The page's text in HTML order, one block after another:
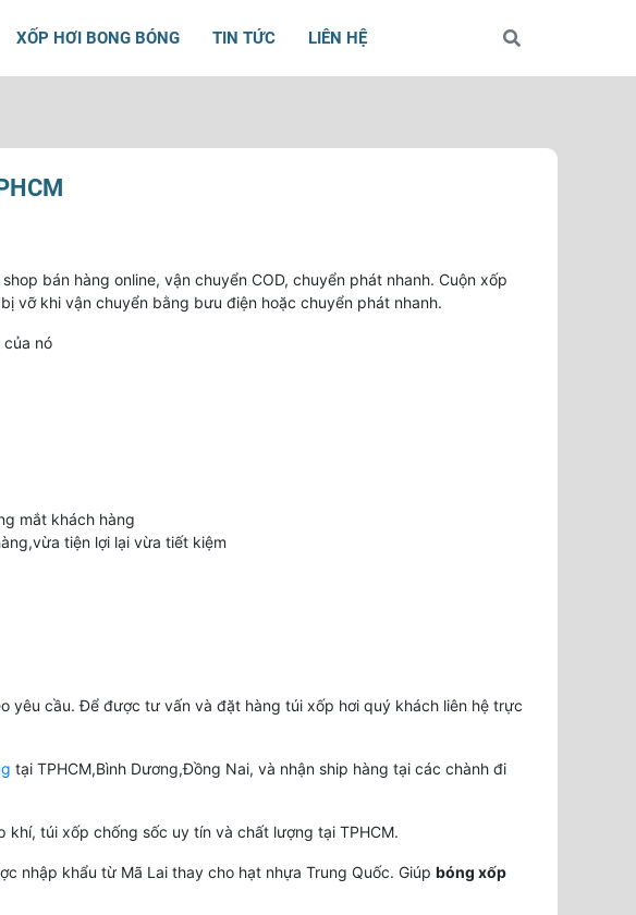
XỐP HƠI BONG BÓNG TIN TỨC LIÊN HỆ
bán hàng online, vận chuyển COD, chuyển phát nhanh. Cuộn xốp
vỡ khi vận chuyển bằng bưu điện hoặc chuyển phát nhanh.
nó
mắt khách hàng
tiện lợi lại vừa tiết kiệm
yêu cầu. Để được tư vấn và đặt hàng túi xốp hơi quý khách liên hệ trực
tại TPHCM,Bình Dương,Đồng Nai, và nhận ship hàng tại các chành đi
khí, túi xốp chống sốc uy tín và chất lượng tại TPHCM.
nhập khẩu từ Mã Lai thay cho hạt nhựa Trung Quốc. Giúp bóng xốp